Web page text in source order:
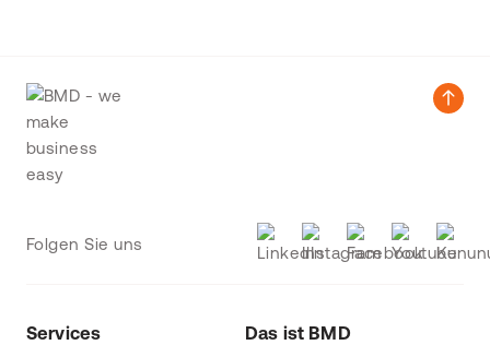
Folgen Sie uns
Services
Das ist BMD